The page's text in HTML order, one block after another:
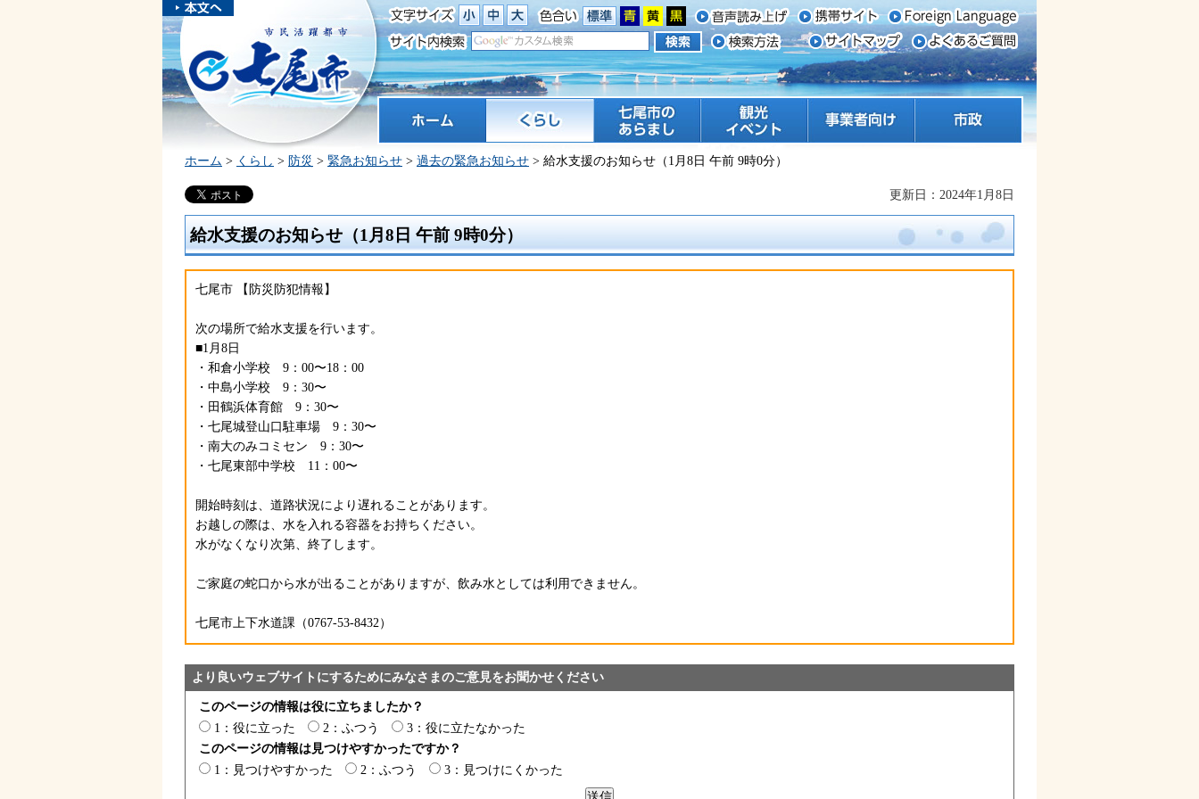
本文へスキ
ップしま
す。
市民活躍都市 七尾市
くらし 七尾市のあらまし 観光 イベント
ホーム > くらし > 防災 > 緊急お知らせ > 過去の緊急お知らせ > 給水支援のお知らせ（1月8日 午前 9時0分）
更新日：2024年1月8日
給水支援のお知らせ（1月8日 午前 9時0分）
七尾市 【防災防犯情報】
次の場所で給水支援を行います。
■1月8日
・和倉小学校 9：00〜18：00
・中島小学校 9：30〜
・田鶴浜体育館 9：30〜
・七尾城登山口駐車場 9：30〜
・南大のみコミセン 9：30〜
・七尾東部中学校 11：00〜
開始時刻は、道路状況により遅れることがあります。
お越しの際は、水を入れる容器をお持ちください。
水がなくなり次第、終了します。
ご家庭の蛇口から水が出ることがありますが、飲み水としては利用できません。
七尾市上下水道課（0767-53-8432）
より良いウェブサイトにするためにみなさまのご意見をお聞かせください
このページの情報は役に立ちましたか？
1：役に立った
2：ふつう
3：役に立たなかった
このページの情報は見つけやすかったですか？
1：見つけやすかった
2：ふつう 3：見つけにくかった